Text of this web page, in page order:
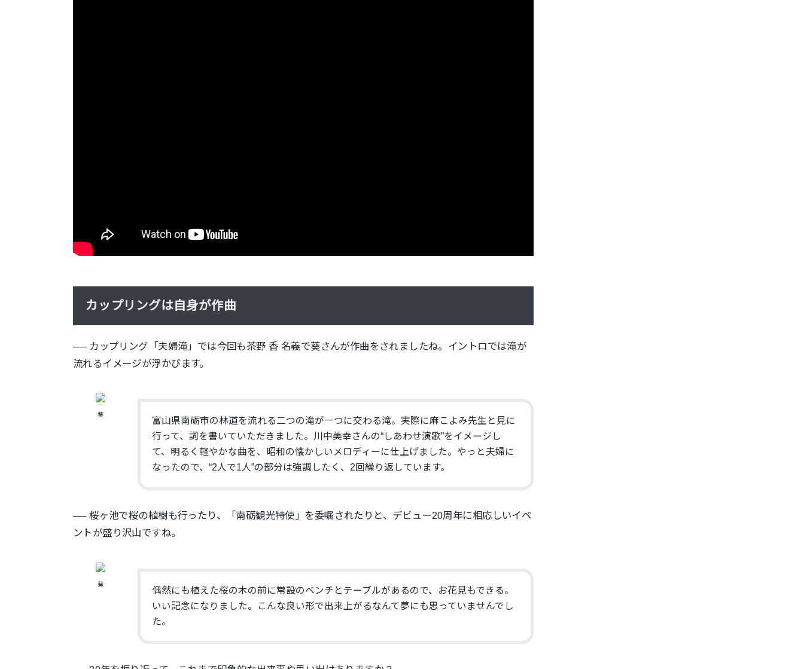
カップリングは自身が作曲
── カップリング「夫婦滝」では今回も茶野 香 名義で葵さんが作曲をされましたね。イントロでは滝が
流れるイメージが浮かびます。
葵
富山県南砺市の林道を流れる二つの滝が一つに交わる滝。実際に麻こよみ先生と見に
行って、詞を書いていただきました。川中美幸さんの“しあわせ演歌”をイメージし
て、明るく軽やかな曲を、昭和の懐かしいメロディーに仕上げました。やっと夫婦に
なったので、“2人で1人”の部分は強調したく、2回繰り返しています。
── 桜ヶ池で桜の植樹も行ったり、「南砺観光特使」を委嘱されたりと、デビュー20周年に相応しいイベ
ントが盛り沢山ですね。
葵
偶然にも植えた桜の木の前に常設のベンチとテーブルがあるので、お花見もできる。
いい記念になりました。こんな良い形で出来上がるなんて夢にも思っていませんでし
た。